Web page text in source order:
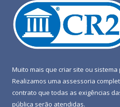
Muito mais que criar site ou sistema
Realizamos uma assessoria
contrato que todas as exigências
pública serão atendidas.